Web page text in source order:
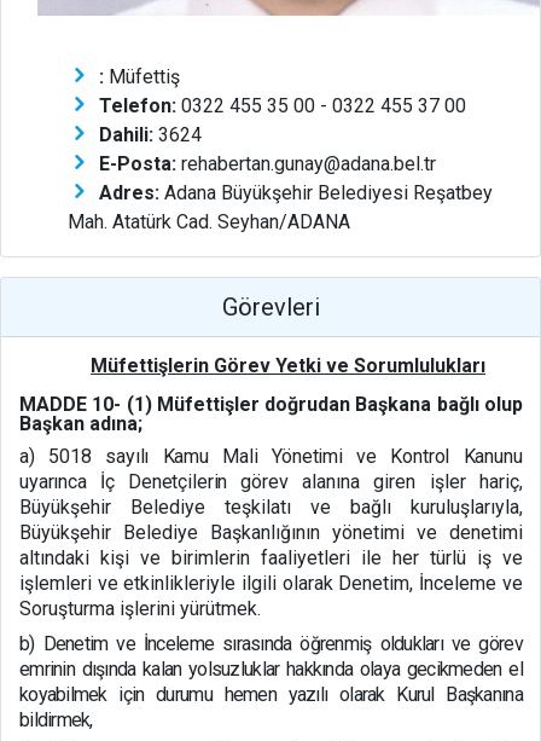
: Müfettiş
Telefon: 0322 455 35 00 - 0322 455 37 00
Dahili: 3624
E-Posta: rehabertan.gunay@adana.bel.tr
Adres: Adana Büyükşehir Belediyesi Reşatbey
Mah. Atatürk Cad. Seyhan/ADANA
Görevleri
Müfettişlerin Görev Yetki ve Sorumlulukları
MADDE 10- (1)Müfettişler doğrudan Başkana bağlı olup
Başkan adına;
a)
5018 sayılı Kamu Mali Yönetimi ve Kontrol Kanunu
uyarınca İç Denetçilerin görev alanına giren işler hariç,
Büyükşehir Belediye teşkilatı ve bağlı kuruluşlarıyla,
Büyükşehir Belediye Başkanlığının yönetimi ve denetimi
altındaki kişi ve birimlerin faaliyetleri ile her türlü iş ve
işlemleri ve etkinlikleriyle ilgili olarak Denetim, İnceleme ve
Soruşturma işlerini yürütmek.
b) Denetim ve İnceleme sırasında öğrenmiş oldukları ve görev
emrinin dışında kalan yolsuzluklar hakkında olaya gecikmeden el
koyabilmek için durumu hemen yazılı olarak Kurul Başkanına
bildirmek,